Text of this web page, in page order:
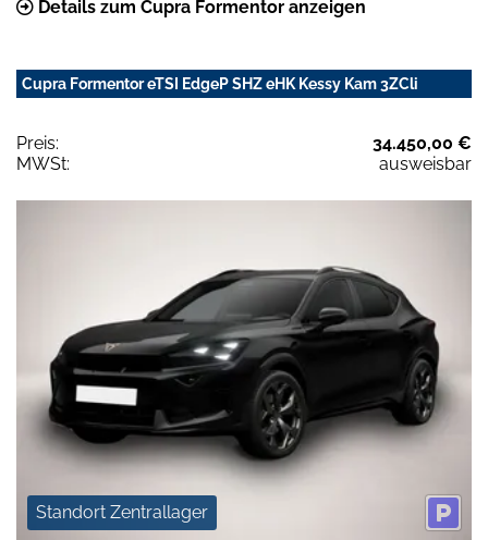
Details zum Cupra Formentor anzeigen
Cupra Formentor eTSI EdgeP SHZ eHK Kessy Kam 3ZCli
Preis:
34.450,00 €
MWSt:
ausweisbar
Standort Zentrallager